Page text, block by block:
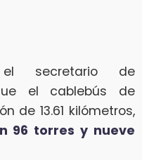
secretario de
el cablebús de
de 13.61 kilómetros,
96 torres y nueve